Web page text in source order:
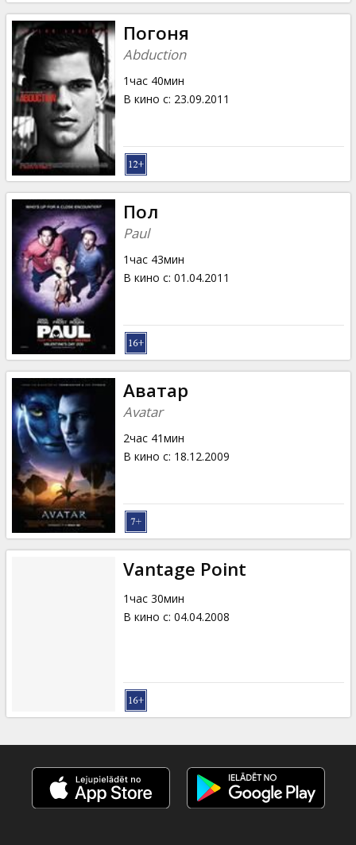
Погоня
Abduction
1час 40мин
В кино с: 23.09.2011
Пол
Paul
1час 43мин
В кино с: 01.04.2011
Аватар
Avatar
2час 41мин
В кино с: 18.12.2009
Vantage Point
1час 30мин
В кино с: 04.04.2008